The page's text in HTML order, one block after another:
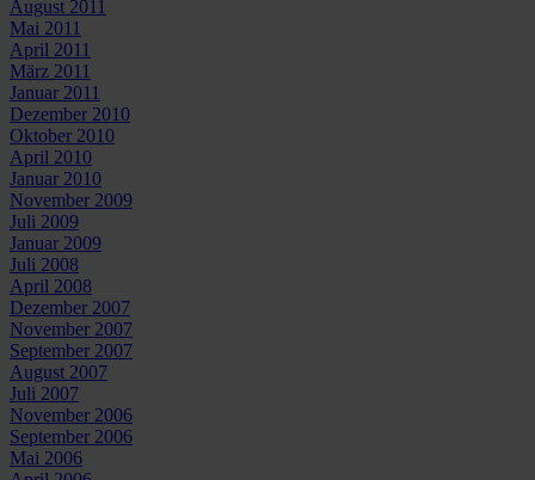
August 2011
Mai 2011
April 2011
März 2011
Januar 2011
Dezember 2010
Oktober 2010
April 2010
Januar 2010
November 2009
Juli 2009
Januar 2009
Juli 2008
April 2008
Dezember 2007
November 2007
September 2007
August 2007
Juli 2007
November 2006
September 2006
Mai 2006